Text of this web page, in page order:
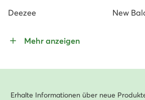
Deezee
New
Mehr anzeigen
Erhalte Informationen über neue